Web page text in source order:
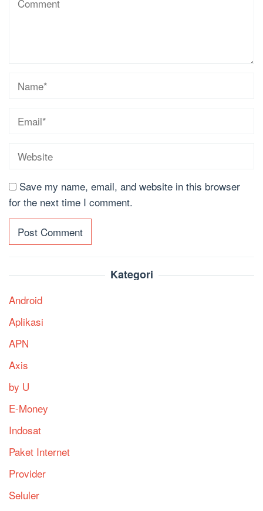
Save my name, email, and website in this browser
for the next time I comment.
Kategori
Android
Aplikasi
APN
Axis
by U
E-Money
Indosat
Paket Internet
Provider
Seluler